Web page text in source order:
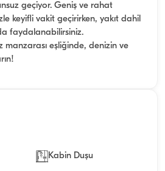
geçiyor. Geniş ve rahat
keyifli vakit geçirirken, yakıt dahil
faydalanabilirsiniz.
manzarası eşliğinde, denizin ve
Kabin Duşu